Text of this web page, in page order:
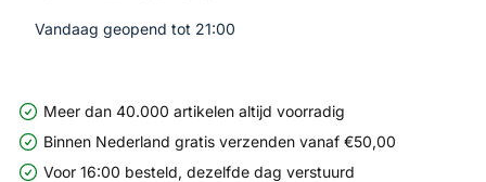
Vandaag geopend tot 21:00
Meer dan 40.000 artikelen altijd voorradig
Binnen Nederland gratis verzenden vanaf €50,00
Voor 16:00 besteld, dezelfde dag verstuurd